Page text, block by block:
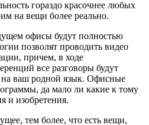
гораздо красочнее любых
на вещи более реально.
офисы будут полностью
позволят проводить видео
причем, в ходе
все разговоры будут
на ваш родной язык. Офисные
да мало ли какие к тому
и изобретения.
тем более, что есть вещи,